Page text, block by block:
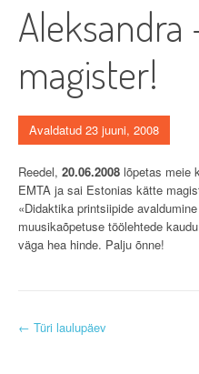
Aleksandra
magister!
Avaldatud 23 juuni, 2008
Reedel, 20.06.2008 lõpetas meie
EMTA ja sai Estonias kätte
«Didaktika printsiipide
muusikaõpetuse töölehtede
väga hea hinde. Palju õnne!
P
← Türi laulupäev